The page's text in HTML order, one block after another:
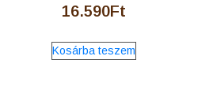
16.590Ft
Kosárba teszem